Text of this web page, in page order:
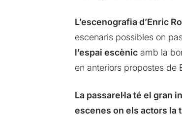
L’escenografia d’Enric
escenaris possibles on
l’espai escènicamb la
en anteriors propostes de
La passarel·la té el gran
escenes on els actors la